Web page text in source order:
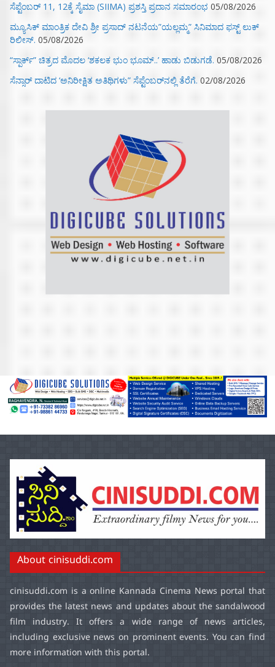
ಸೆಪ್ಟೆಂಬರ್ 11, 12ಕ್ಕೆ ಸೈಮಾ (SIIMA) ಪ್ರಶಸ್ತಿ ಪ್ರದಾನ ಸಮಾರಂಭ 05/08/2026
ಮ್ಯೂಸಿಕ್‌ ಮಾಂತ್ರಿಕ ದೇವಿ ಶ್ರೀ ಪ್ರಸಾದ್ ನಟನೆಯ”ಯಲ್ಲಮ್ಮ” ಸಿನಿಮಾದ ಫಸ್ಟ್‌ ಲುಕ್‌
ರಿಲೀಸ್. 05/08/2026
“ಸ್ಪಾರ್ಕ್” ಚಿತ್ರದ ಮೊದಲ‌ ‘ಶಕಲಕ ಭುಂ‌ ಭೂಮ್..’ ಹಾಡು ಬಿಡುಗಡೆ. 05/08/2026
ಸೆನ್ಸಾರ್ ದಾಟಿದ ‘ಅನಿರೀಕ್ಷಿತ ಅತಿಥಿಗಳು” ಸೆಪ್ಟೆಂಬರ್‌ನಲ್ಲಿ ತೆರೆಗೆ. 02/08/2026
About cinisuddi.com
cinisuddi.com is a online Kannada Cinema News portal that
provides the latest news and updates about the sandalwood
film industry. It offers a wide range of news articles,
including exclusive news on prominent events. You can find
more information with this portal.